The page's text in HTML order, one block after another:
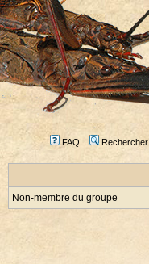
FAQ Rechercher
Non-membre du groupe